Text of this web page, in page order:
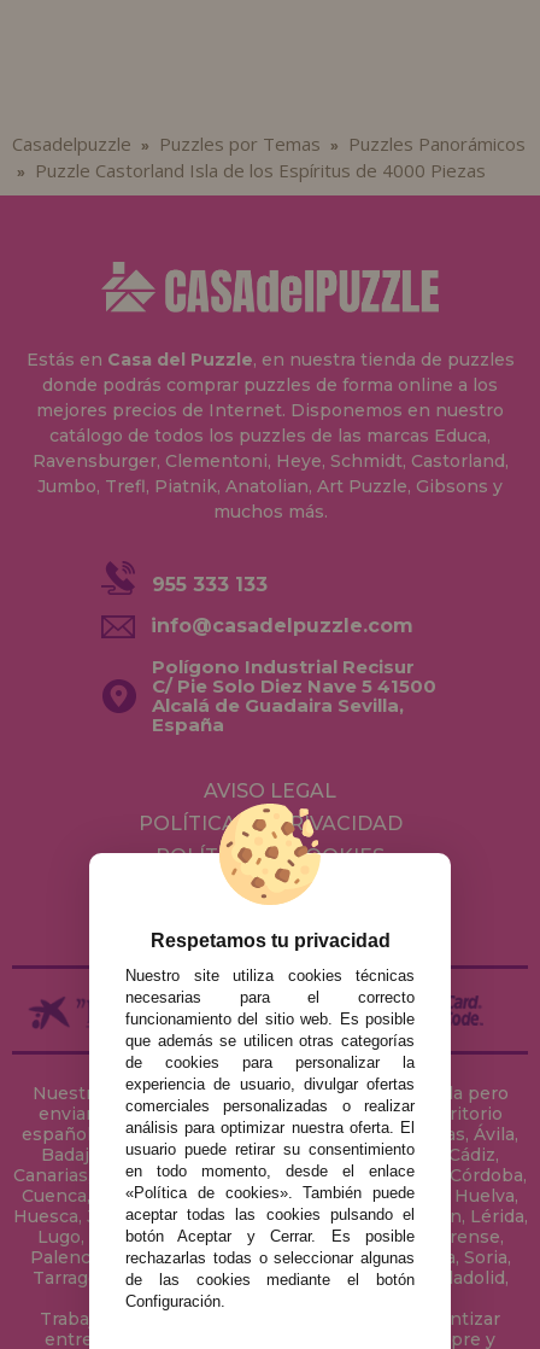
Casadelpuzzle » Puzzles por Temas » Puzzles Panorámicos
» Puzzle Castorland Isla de los Espíritus de 4000 Piezas
Estás en Casa del Puzzle, en nuestra tienda de puzzles
donde podrás comprar puzzles de forma online a los
mejores precios de Internet. Disponemos en nuestro
catálogo de todos los puzzles de las marcas Educa,
Ravensburger, Clementoni, Heye, Schmidt, Castorland,
Jumbo, Trefl, Piatnik, Anatolian, Art Puzzle, Gibsons y
muchos más.
955 333 133
info@casadelpuzzle.com
Polígono Industrial Recisur
C/ Pie Solo Diez Nave 5 41500
Alcalá de Guadaira Sevilla,
España
AVISO LEGAL
POLÍTICA DE PRIVACIDAD
POLÍTICA DE COOKIES
ENVÍOS Y DEVOLUCIONES
Nuestra tienda de puzzles está ubicada en Sevilla pero
enviamos tus puzzles a cualquier ciudad del territorio
español: Álava, Albacete, Alicante, Almería, Asturias, Ávila,
Badajoz, Baleares, Barcelona, Burgos, Cáceres, Cádiz,
Canarias, Cantabria, Castellón, Ceuta, Ciudad Real, Córdoba,
Cuenca, Gerona, Granada, Guadalajara, Guipúzcoa, Huelva,
Huesca, Jaén, La Coruña, La Rioja, Las Palmas, Leon, Lérida,
Lugo, Madrid, Málaga, Melilla, Murcia, Navarra, Orense,
Palencia, Pontevedra, Salamanca, Segovia, Sevilla, Soria,
Tarragona, Tenerife, Teruel, Toledo, Valencia, Valladolid,
Vizcaya, Zamora y Zaragoza.
Trabajamos con Stocks permanentes para garantizar
entregas rápidas en territorio peninsular, siempre y
Respetamos tu privacidad
Nuestro site utiliza cookies técnicas
necesarias para el correcto
funcionamiento del sitio web. Es posible
que además se utilicen otras categorías
de cookies para personalizar la
experiencia de usuario, divulgar ofertas
comerciales personalizadas o realizar
análisis para optimizar nuestra oferta. El
usuario puede retirar su consentimiento
en todo momento, desde el enlace
«Política de cookies». También puede
aceptar todas las cookies pulsando el
botón Aceptar y Cerrar. Es posible
rechazarlas todas o seleccionar algunas
de las cookies mediante el botón
Configuración.